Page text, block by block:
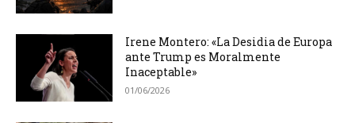
Irene Montero: «La Desidia de Europa
ante Trump es Moralmente
Inaceptable»
01/06/2026